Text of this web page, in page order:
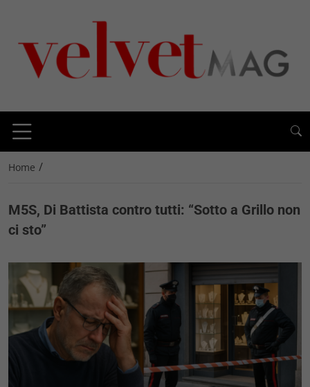
Home /
M5S, Di Battista contro tutti: “Sotto a Grillo non
ci sto”